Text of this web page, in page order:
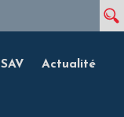
SAV
Actualité